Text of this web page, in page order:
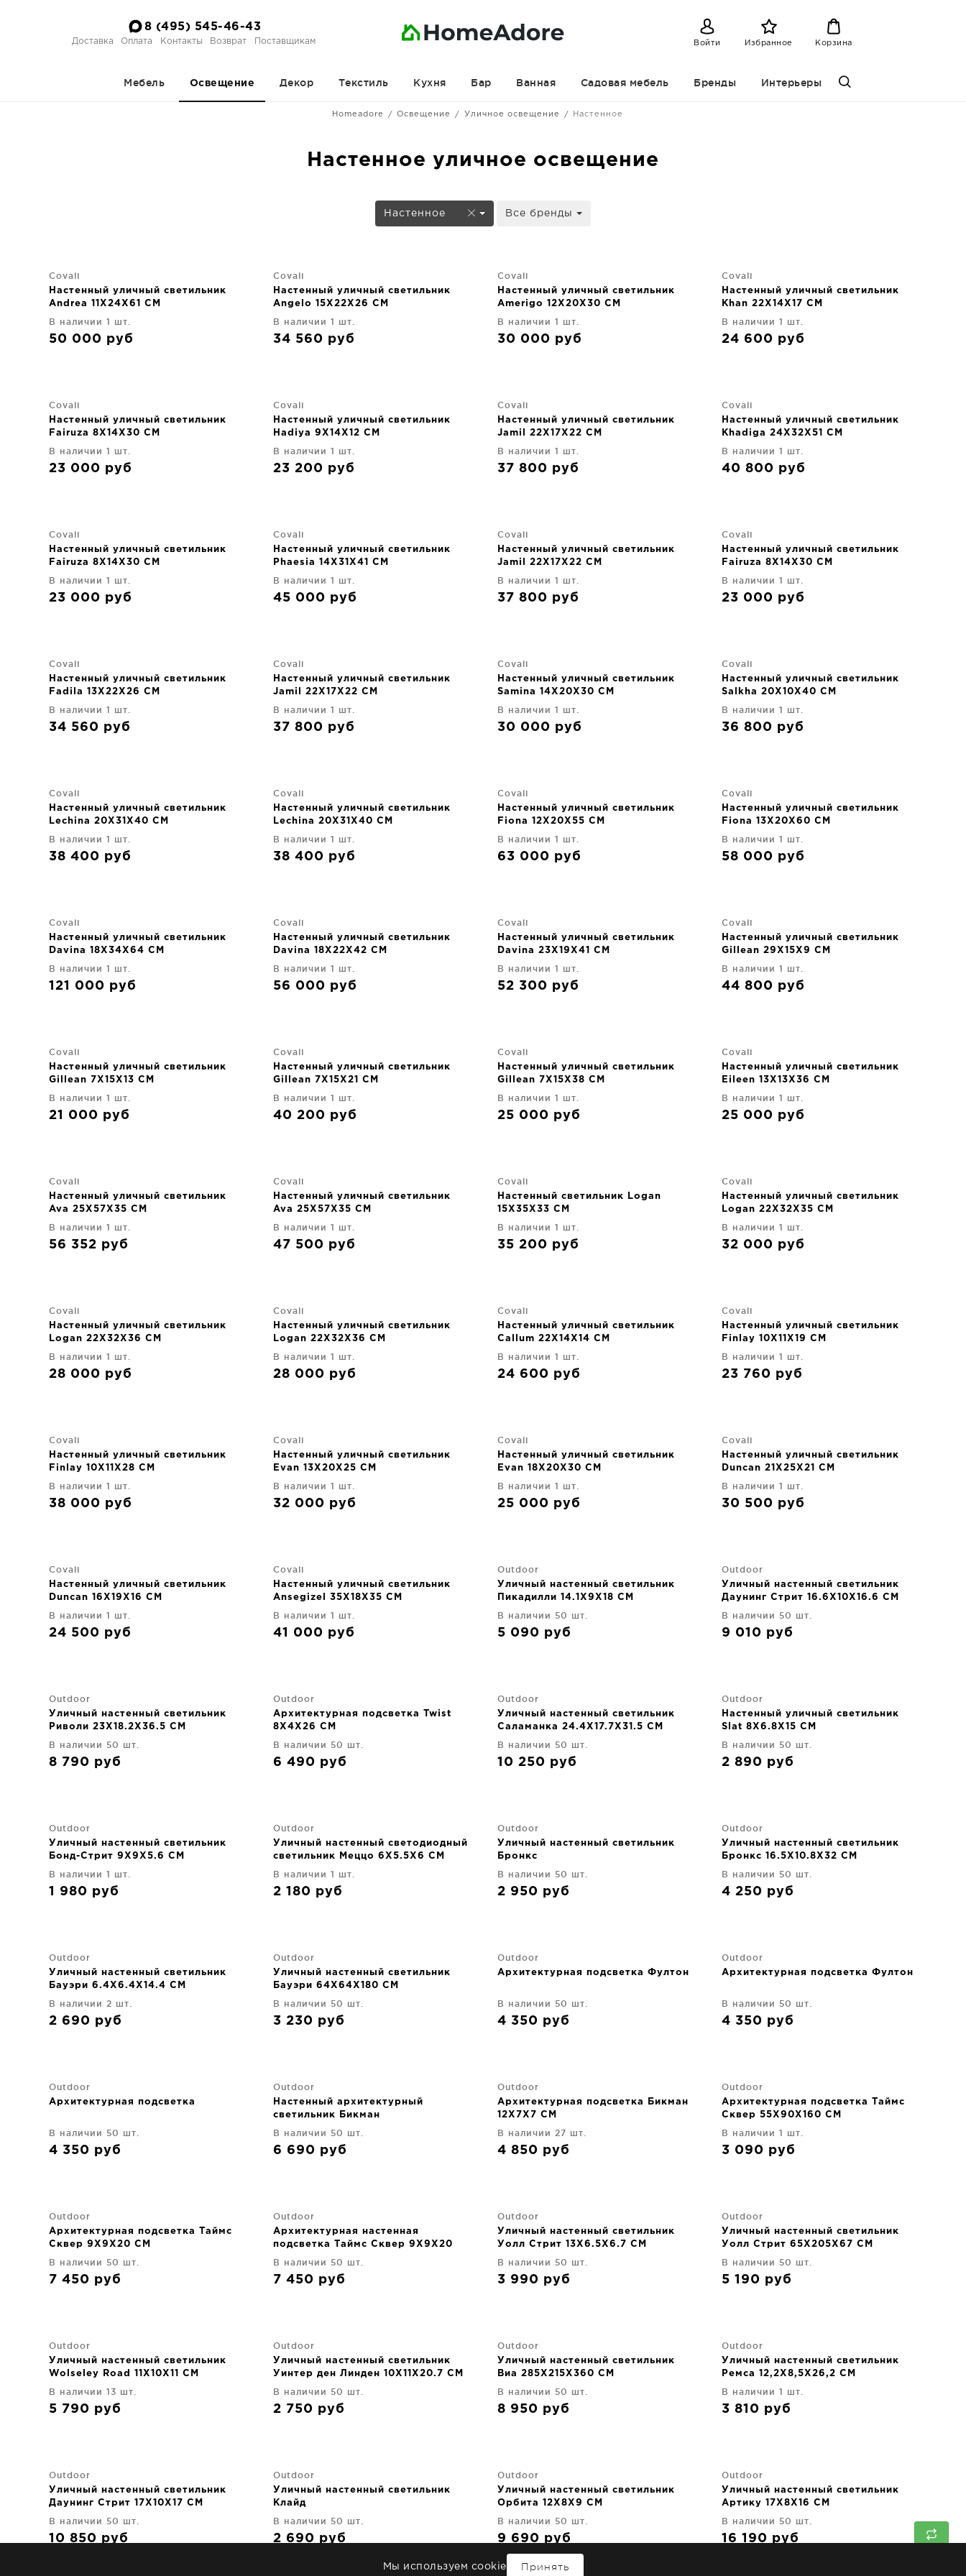
8 (495) 545-46-43
Доставка Оплата Контакты Возврат Поставщикам Войти Избранное Корзина
Мебель Освещение Декор Текстиль Кухня Бар Ванная Садовая мебель Бренды Интерьеры
Homeadore Освещение Уличное освещение Настенное
Настенное уличное освещение
Настенное Все бренды
Covali
Настенный уличный светильник
Andrea 11X24X61 CM
В наличии 1 шт.
50 000 руб
Covali
Настенный уличный светильник
Angelo 15X22X26 CM
В наличии 1 шт.
34 560 руб
Covali
Настенный уличный светильник
Amerigo 12X20X30 CM
В наличии 1 шт.
30 000 руб
Covali
Настенный уличный светильник
Khan 22X14X17 CM
В наличии 1 шт.
24 600 руб
Covali
Настенный уличный светильник
Fairuza 8X14X30 CM
В наличии 1 шт.
23 000 руб
Covali
Настенный уличный светильник
Hadiya 9X14X12 CM
В наличии 1 шт.
23 200 руб
Covali
Настенный уличный светильник
Jamil 22X17X22 CM
В наличии 1 шт.
37 800 руб
Covali
Настенный уличный светильник
Khadiga 24X32X51 CM
В наличии 1 шт.
40 800 руб
Covali
Настенный уличный светильник
Fairuza 8X14X30 CM
В наличии 1 шт.
23 000 руб
Covali
Настенный уличный светильник
Phaesia 14X31X41 CM
В наличии 1 шт.
45 000 руб
Covali
Настенный уличный светильник
Jamil 22X17X22 CM
В наличии 1 шт.
37 800 руб
Covali
Настенный уличный светильник
Fairuza 8X14X30 CM
В наличии 1 шт.
23 000 руб
Covali
Настенный уличный светильник
Fadila 13X22X26 CM
В наличии 1 шт.
34 560 руб
Covali
Настенный уличный светильник
Jamil 22X17X22 CM
В наличии 1 шт.
37 800 руб
Covali
Настенный уличный светильник
Samina 14X20X30 CM
В наличии 1 шт.
30 000 руб
Covali
Настенный уличный светильник
Salkha 20X10X40 CM
В наличии 1 шт.
36 800 руб
Covali
Настенный уличный светильник
Lechina 20X31X40 CM
В наличии 1 шт.
38 400 руб
Covali
Настенный уличный светильник
Lechina 20X31X40 CM
В наличии 1 шт.
38 400 руб
Covali
Настенный уличный светильник
Fiona 12X20X55 CM
В наличии 1 шт.
63 000 руб
Covali
Настенный уличный светильник
Fiona 13X20X60 CM
В наличии 1 шт.
58 000 руб
Covali
Настенный уличный светильник
Davina 18X34X64 CM
В наличии 1 шт.
121 000 руб
Covali
Настенный уличный светильник
Davina 18X22X42 CM
В наличии 1 шт.
56 000 руб
Covali
Настенный уличный светильник
Davina 23X19X41 CM
В наличии 1 шт.
52 300 руб
Covali
Настенный уличный светильник
Gillean 29X15X9 CM
В наличии 1 шт.
44 800 руб
Covali
Настенный уличный светильник
Gillean 7X15X13 CM
В наличии 1 шт.
21 000 руб
Covali
Настенный уличный светильник
Gillean 7X15X21 CM
В наличии 1 шт.
40 200 руб
Covali
Настенный уличный светильник
Gillean 7X15X38 CM
В наличии 1 шт.
25 000 руб
Covali
Настенный уличный светильник
Eileen 13X13X36 CM
В наличии 1 шт.
25 000 руб
Covali
Настенный уличный светильник
Ava 25X57X35 CM
В наличии 1 шт.
56 352 руб
Covali
Настенный уличный светильник
Ava 25X57X35 CM
В наличии 1 шт.
47 500 руб
Covali
Настенный светильник Logan
15X35X33 CM
В наличии 1 шт.
35 200 руб
Covali
Настенный уличный светильник
Logan 22X32X35 CM
В наличии 1 шт.
32 000 руб
Covali
Настенный уличный светильник
Logan 22X32X36 CM
В наличии 1 шт.
28 000 руб
Covali
Настенный уличный светильник
Logan 22X32X36 CM
В наличии 1 шт.
28 000 руб
Covali
Настенный уличный светильник
Callum 22X14X14 CM
В наличии 1 шт.
24 600 руб
Covali
Настенный уличный светильник
Finlay 10X11X19 CM
В наличии 1 шт.
23 760 руб
Covali
Настенный уличный светильник
Finlay 10X11X28 CM
В наличии 1 шт.
38 000 руб
Covali
Настенный уличный светильник
Evan 13X20X25 CM
В наличии 1 шт.
32 000 руб
Covali
Настенный уличный светильник
Evan 18X20X30 CM
В наличии 1 шт.
25 000 руб
Covali
Настенный уличный светильник
Duncan 21X25X21 CM
В наличии 1 шт.
30 500 руб
Covali
Настенный уличный светильник
Duncan 16X19X16 CM
В наличии 1 шт.
24 500 руб
Covali
Настенный уличный светильник
Ansegizel 35X18X35 CM
В наличии 1 шт.
41 000 руб
Outdoor
Уличный настенный светильник
Пикадилли 14.1X9X18 CM
В наличии 50 шт.
5 090 руб
Outdoor
Уличный настенный светильник
Даунинг Стрит 16.6X10X16.6 CM
В наличии 50 шт.
9 010 руб
Outdoor
Уличный настенный светильник
Риволи 23X18.2X36.5 CM
В наличии 50 шт.
8 790 руб
Outdoor
Архитектурная подсветка Twist
8X4X26 CM
В наличии 50 шт.
6 490 руб
Outdoor
Уличный настенный светильник
Саламанка 24.4X17.7X31.5 CM
В наличии 50 шт.
10 250 руб
Outdoor
Настенный уличный светильник
Slat 8X6.8X15 CM
В наличии 50 шт.
2 890 руб
Outdoor
Уличный настенный светильник
Бонд-Стрит 9X9X5.6 CM
В наличии 1 шт.
1 980 руб
Outdoor
Уличный настенный светодиодный
светильник Меццо 6X5.5X6 CM
В наличии 1 шт.
2 180 руб
Outdoor
Уличный настенный светильник
Бронкс
В наличии 50 шт.
2 950 руб
Outdoor
Уличный настенный светильник
Бронкс 16.5X10.8X32 CM
В наличии 50 шт.
4 250 руб
Outdoor
Уличный настенный светильник
Бауэри 6.4X6.4X14.4 CM
В наличии 2 шт.
2 690 руб
Outdoor
Уличный настенный светильник
Бауэри 64X64X180 CM
В наличии 50 шт.
3 230 руб
Outdoor
Архитектурная подсветка Фултон
В наличии 50 шт.
4 350 руб
Outdoor
Архитектурная подсветка Фултон
В наличии 50 шт.
4 350 руб
Outdoor
Архитектурная подсветка
В наличии 50 шт.
4 350 руб
Outdoor
Настенный архитектурный
светильник Бикман
В наличии 50 шт.
6 690 руб
Outdoor
Архитектурная подсветка Бикман
12X7X7 CM
В наличии 27 шт.
4 850 руб
Outdoor
Архитектурная подсветка Таймс
Сквер 55X90X160 CM
В наличии 1 шт.
3 090 руб
Outdoor
Архитектурная подсветка Таймс
Сквер 9X9X20 CM
В наличии 50 шт.
7 450 руб
Outdoor
Архитектурная настенная
подсветка Таймс Сквер 9X9X20
В наличии 50 шт.
7 450 руб
Outdoor
Уличный настенный светильник
Уолл Стрит 13X6.5X6.7 CM
В наличии 50 шт.
3 990 руб
Outdoor
Уличный настенный светильник
Уолл Стрит 65X205X67 CM
В наличии 50 шт.
5 190 руб
Outdoor
Уличный настенный светильник
Wolseley Road 11X10X11 CM
В наличии 13 шт.
5 790 руб
Outdoor
Уличный настенный светильник
Уинтер ден Линден 10X11X20.7 CM
В наличии 50 шт.
2 750 руб
Outdoor
Уличный настенный светильник
Виа 285X215X360 CM
В наличии 50 шт.
8 950 руб
Outdoor
Уличный настенный светильник
Ремса 12,2X8,5X26,2 CM
В наличии 1 шт.
3 810 руб
Outdoor
Уличный настенный светильник
Даунинг Стрит 17X10X17 CM
В наличии 50 шт.
10 850 руб
Outdoor
Уличный настенный светильник
Клайд
В наличии 50 шт.
2 690 руб
Outdoor
Уличный настенный светильник
Орбита 12X8X9 CM
В наличии 50 шт.
9 690 руб
Outdoor
Уличный настенный светильник
Артику 17X8X16 CM
В наличии 50 шт.
16 190 руб
Мы используем cookie Принять